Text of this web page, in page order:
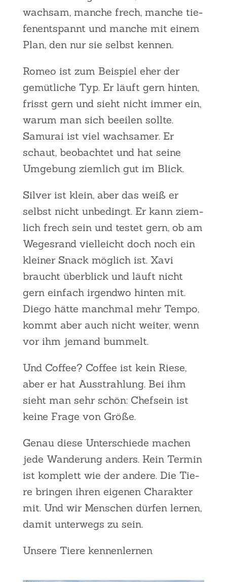
wach­sam, man­che frech, man­che tie­
fen­ent­spannt und man­che mit einem
Plan, den nur sie selbst ken­nen.
Romeo ist zum Bei­spiel eher der
gemüt­li­che Typ. Er läuft gern hin­ten,
frisst gern und sieht nicht immer ein,
war­um man sich beei­len soll­te.
Samu­rai ist viel wach­sa­mer. Er
schaut, beob­ach­tet und hat sei­ne
Umge­bung ziem­lich gut im Blick.
Sil­ver ist klein, aber das weiß er
selbst nicht unbe­dingt. Er kann ziem­
lich frech sein und tes­tet gern, ob am
Weges­rand viel­leicht doch noch ein
klei­ner Snack mög­lich ist. Xavi
braucht über­blick und läuft nicht
gern ein­fach irgend­wo hin­ten mit.
Die­go hät­te manch­mal mehr Tem­po,
kommt aber auch nicht wei­ter, wenn
vor ihm jemand bum­melt.
Und Cof­fee? Cof­fee ist kein Rie­se,
aber er hat Aus­strah­lung. Bei ihm
sieht man sehr schön: Chef­sein ist
kei­ne Fra­ge von Grö­ße.
Genau die­se Unter­schie­de machen
jede Wan­de­rung anders. Kein Ter­min
ist kom­plett wie der ande­re. Die Tie­
re brin­gen ihren eige­nen Cha­rak­ter
mit. Und wir Men­schen dür­fen ler­nen,
damit unter­wegs zu sein.
Unse­re Tie­re ken­nen­ler­nen